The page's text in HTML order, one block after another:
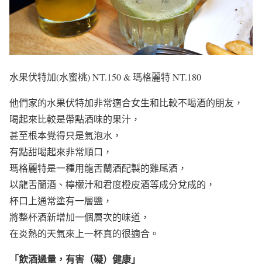
水果伏特加(水蜜桃) NT.150 & 瑪格麗特 NT.180
他們家的水果伏特加非常適合女生和比較不喝酒的朋友，
喝起來比較是帶點酒味的果汁，
甚至根本覺得只是氣泡水，
有點甜喝起來非常順口，
瑪格麗特是一種用龍舌蘭酒配製的雞尾酒，
以龍舌蘭酒、檸檬汁和君度橙皮酒等成分兌成的，
杯口上通常塗有一層鹽，
將整杯酒新增加一個層次的味道，
在炎熱的天氣來上一杯真的很適合。
「飲酒過量，有害（礙）健康」